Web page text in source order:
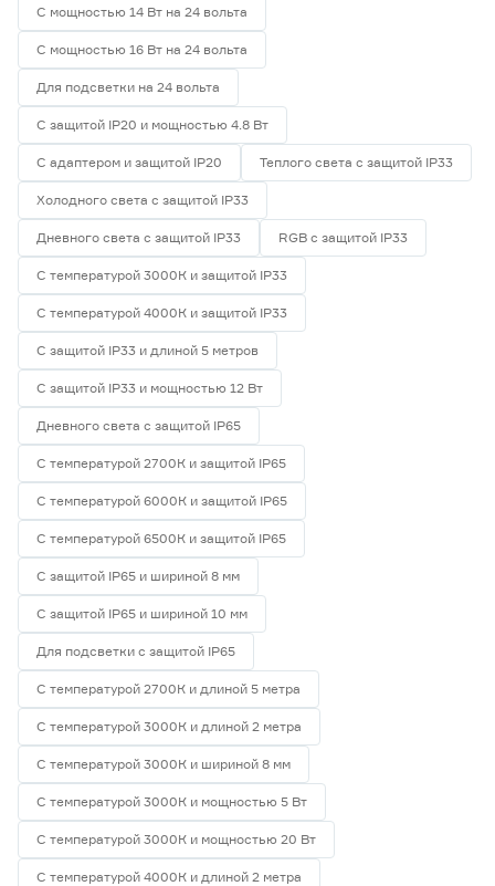
С мощностью 14 Вт на 24 вольта
С мощностью 16 Вт на 24 вольта
Для подсветки на 24 вольта
С защитой IP20 и мощностью 4.8 Вт
С адаптером и защитой IP20 Теплого света с защитой IP33
Холодного света с защитой IP33
Дневного света с защитой IP33 RGB с защитой IP33
С температурой 3000К и защитой IP33
С температурой 4000К и защитой IP33
С защитой IP33 и длиной 5 метров
С защитой IP33 и мощностью 12 Вт
Дневного света с защитой IP65
С температурой 2700К и защитой IP65
С температурой 6000К и защитой IP65
С температурой 6500К и защитой IP65
С защитой IP65 и шириной 8 мм
С защитой IP65 и шириной 10 мм
Для подсветки с защитой IP65
С температурой 2700К и длиной 5 метра
С температурой 3000К и длиной 2 метра
С температурой 3000К и шириной 8 мм
С температурой 3000К и мощностью 5 Вт
С температурой 3000К и мощностью 20 Вт
С температурой 4000К и длиной 2 метра